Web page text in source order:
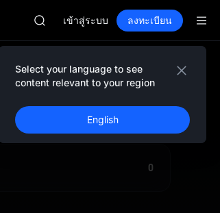
AAOI
สมัครสมาชิกตลาดยูนิตรีสตาร์ 10 ส.ค.
SKYAI
ACE
สมัครสมาชิกตลาดยูนิตรีสตาร์ 10 ส.ค.
SPCX พุ่งแม้ล็อกอัปหมดอายุ
เข้าสู่ระบบ ลงทะเบียน
Select your language to see
content relevant to your region
English
ลงทะเบียน
0